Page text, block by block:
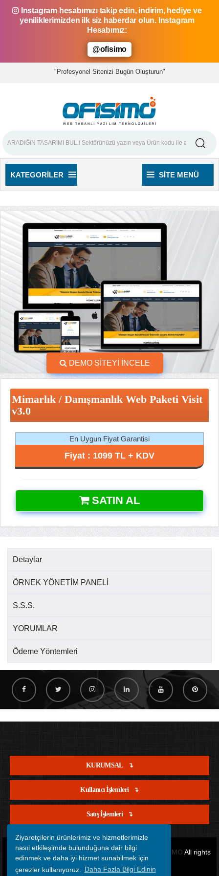
Ziyaretçilerin ürünlerimiz ve hizmetlerimizle
nasıl etkileşimde bulunduğuna dair bilgi
edinmek ve daha iyi hizmet sunabilmek için
çerezler kullanıyoruz.
Daha Fazla Bilgi Edinin
Instagram hesabımızı takip edin, indirim, hediye ve
yeniliklerimizden ilk siz haberdar olun. Instagram
Hesabımız:
@ofisimo
"Profesyonel Sitenizi Bugün Oluşturun"
KATEGORILER SITE MENÜ
DEMO SİTEYİ İNCELE
Mimarlık / Danışmanlık Web Paketi Visit
v3.0
En Uygun Fiyat Garantisi
Fiyat : 1099 TL + KDV
SATIN AL
Detaylar
ÖRNEK YÖNETİM PANELİ
S.S.S.
YORUMLAR
Ödeme Yöntemleri
KURUMSAL
Kullanıcı İşlemleri
Satış İşlemleri
Copyright © 2012 - 2026 Tüm Hakları Saklıdır. OFİSİMO All rights
reserved.